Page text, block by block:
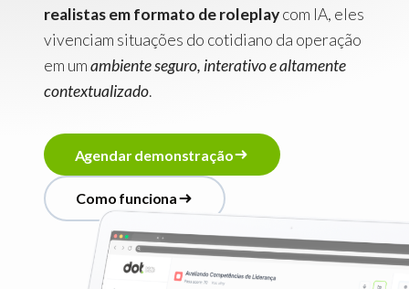
realistas em formato de roleplaycom IA, eles
vivenciam situações do cotidiano da operação
em umambiente seguro, interativo e altamente
contextualizado.
Agendardemonstração
Agendardemonstração
Como funciona
Como un io a